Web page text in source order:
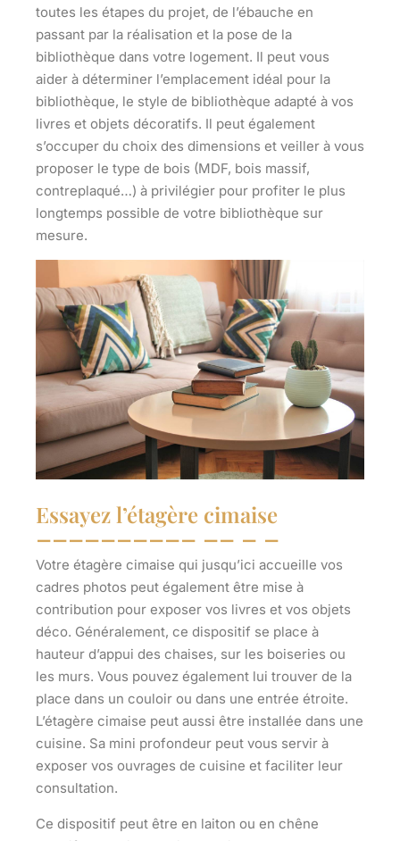
toutes les étapes du projet, de l’ébauche en
passant par la réalisation et la pose de la
bibliothèque dans votre logement. Il peut vous
aider à déterminer l’emplacement idéal pour la
bibliothèque, le style de bibliothèque adapté à vos
livres et objets décoratifs. Il peut également
s’occuper du choix des dimensions et veiller à vous
proposer le type de bois (MDF, bois massif,
contreplaqué…) à privilégier pour profiter le plus
longtemps possible de votre bibliothèque sur
mesure.
Essayez l’étagère cimaise
Votre étagère cimaise qui jusqu’ici accueille vos
cadres photos peut également être mise à
contribution pour exposer vos livres et vos objets
déco. Généralement, ce dispositif se place à
hauteur d’appui des chaises, sur les boiseries ou
les murs. Vous pouvez également lui trouver de la
place dans un couloir ou dans une entrée étroite.
L’étagère cimaise peut aussi être installée dans une
cuisine. Sa mini profondeur peut vous servir à
exposer vos ouvrages de cuisine et faciliter leur
consultation.
Ce dispositif peut être en laiton ou en chêne